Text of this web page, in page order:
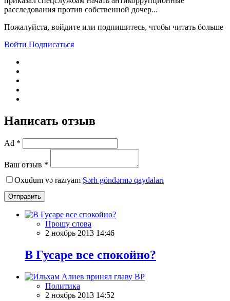
расследования против собственной дочер...
Пожалуйста, войдите или подпишитесь, чтобы читать больше
Войти Подписаться
Написать отзыв
Ad *
Ваш отзыв *
Oxudum və razıyam Şərh göndərmə qaydaları
Отправить
Прошу слова
2 ноябрь 2013 14:46
В Гусарe все спокойно?
Политика
2 ноябрь 2013 14:52